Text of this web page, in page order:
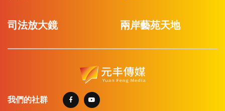
司法放大鏡 兩岸藝苑天地
我們的社群